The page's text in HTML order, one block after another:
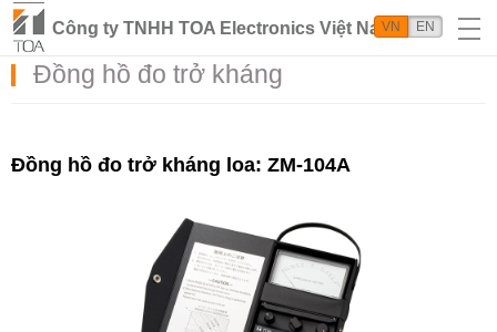
Công ty TNHH TOA Electronics Việt Nam
VN EN
Đồng hồ đo trở kháng
Đồng hồ đo trở kháng loa: ZM-104A